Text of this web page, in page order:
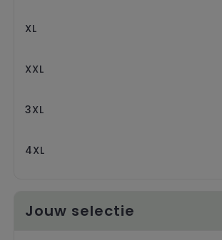
XL
XXL
3XL
4XL
Jouw selectie